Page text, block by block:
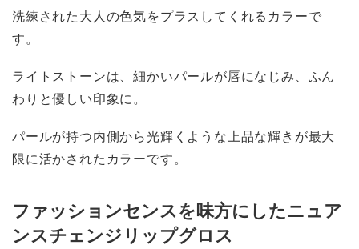
洗練された大人の色気をプラスしてくれるカラーで
す。
ライトストーンは、細かいパールが唇になじみ、ふん
わりと優しい印象に。
パールが持つ内側から光輝くような上品な輝きが最大
限に活かされたカラーです。
ファッションセンスを味方にしたニュア
ンスチェンジリップグロス